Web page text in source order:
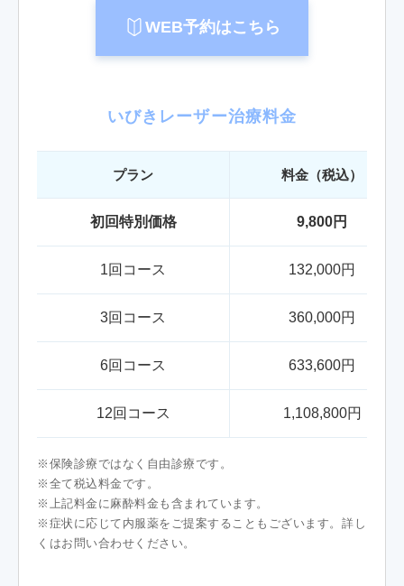
WEB予約はこちら
いびきレーザー治療料金
プラン 料金（税込）
初回特別価格 9,800円
1回コース 132,000円
3回コース 360,000円
6回コース 633,600円
12回コース 1,108,800円
※保険診療ではなく自由診療です。
※全て税込料金です。
※上記料金に麻酔料金も含まれています。
※症状に応じて内服薬をご提案することもございます。詳し
くはお問い合わせください。